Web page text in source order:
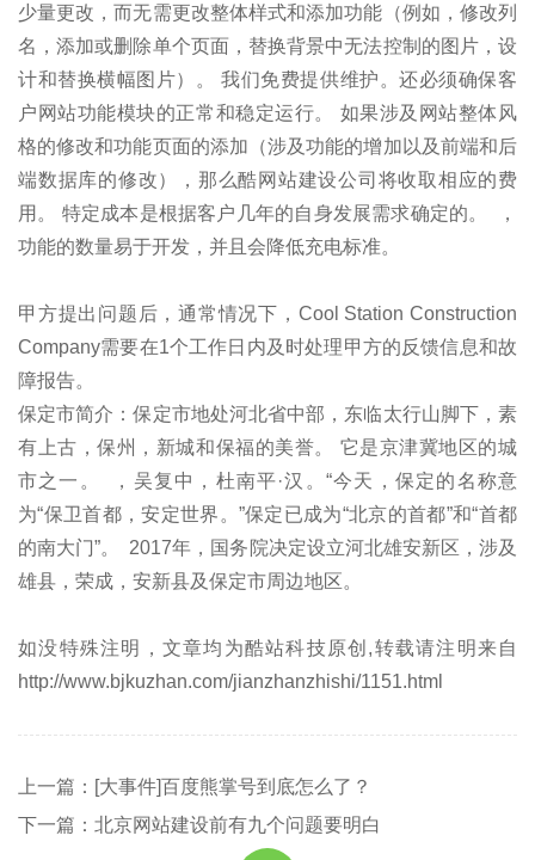
少量更改，而无需更改整体样式和添加功能（例如，修改列
名，添加或删除单个页面，替换背景中无法控制的图片，设
计和替换横幅图片）。 我们免费提供维护。还必须确保客
户网站功能模块的正常和稳定运行。 如果涉及网站整体风
格的修改和功能页面的添加（涉及功能的增加以及前端和后
端数据库的修改），那么酷网站建设公司将收取相应的费
用。 特定成本是根据客户几年的自身发展需求确定的。 ，
功能的数量易于开发，并且会降低充电标准。
甲方提出问题后，通常情况下，Cool Station Construction
Company需要在1个工作日内及时处理甲方的反馈信息和故
障报告。
保定市简介：保定市地处河北省中部，东临太行山脚下，素
有上古，保州，新城和保福的美誉。 它是京津冀地区的城
市之一。 ，吴复中，杜南平·汉。“今天，保定的名称意
为“保卫首都，安定世界。”保定已成为“北京的首都”和“首都
的南大门”。 2017年，国务院决定设立河北雄安新区，涉及
雄县，荣成，安新县及保定市周边地区。
如没特殊注明，文章均为酷站科技原创,转载请注明来自
http://www.bjkuzhan.com/jianzhanzhishi/1151.html
上一篇：[大事件]百度熊掌号到底怎么了？
下一篇：北京网站建设前有九个问题要明白